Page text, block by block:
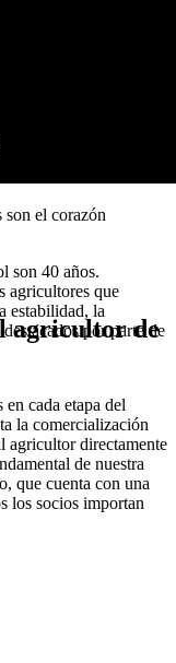
son el corazón
son 40 años.
agricultores que
estabilidad, la
por parte de
agricultor de
cada etapa del
la comercialización
agricultor directamente
de nuestra
que cuenta con una
los socios importan